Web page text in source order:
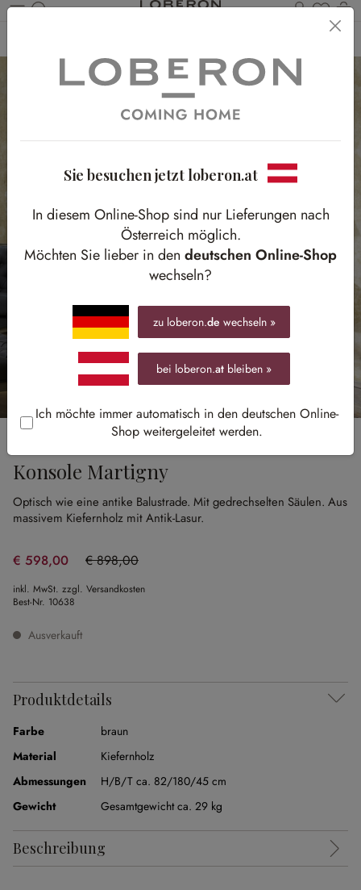
Du
Konsole Martigny
Optisch wie eine antike Balustrade. Mit gedrechselten Säulen. Aus
massivem Kiefernholz mit Antik-Lasur.
€ 598,00 € 898,00
(33.41% gespart)
inkl. MwSt. zzgl. Versandkosten
Best-Nr. 10638
Ausverkauft
Produktdetails
Farbe
braun
Material
Kiefernholz
Abmessungen
H/B/T ca. 82/180/45 cm
Gewicht
Gesamtgewicht ca. 29 kg
Beschreibung
Sie besuchen jetzt loberon.at
In diesem Online-Shop sind nur Lieferungen nach
Österreich möglich.
Möchten Sie lieber in den deutschen Online-Shop
wechseln?
zu loberon.de wechseln »
bei loberon.at bleiben »
Ich möchte immer automatisch in den deutschen Online-
Shop weitergeleitet werden.